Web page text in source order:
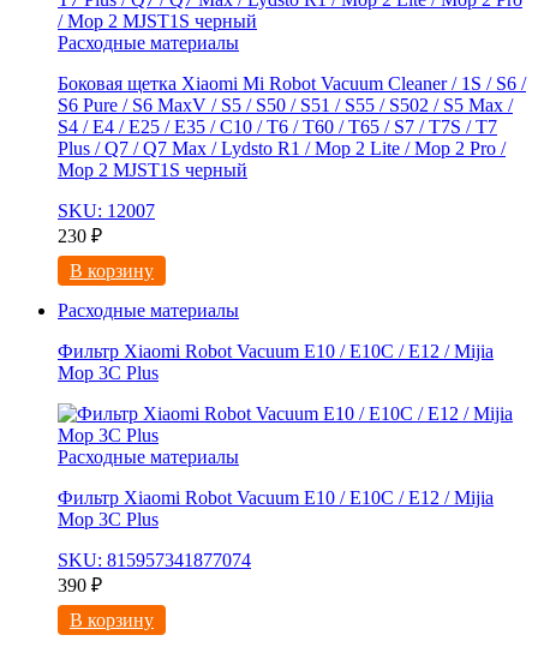
Расходные материалы
Боковая щетка Xiaomi Mi Robot Vacuum Cleaner / 1S / S6 /
S6 Pure / S6 MaxV / S5 / S50 / S51 / S55 / S502 / S5 Max /
S4 / E4 / E25 / E35 / C10 / T6 / T60 / T65 / S7 / T7S / T7
Plus / Q7 / Q7 Max / Lydsto R1 / Mop 2 Lite / Mop 2 Pro /
Mop 2 MJST1S черный
SKU: 12007
230 ₽
В корзину
Расходные материалы
Фильтр Xiaomi Robot Vacuum E10 / E10C / E12 / Mijia
Mop 3С Рlus
Расходные материалы
Фильтр Xiaomi Robot Vacuum E10 / E10C / E12 / Mijia
Mop 3С Рlus
SKU: 815957341877074
390 ₽
В корзину